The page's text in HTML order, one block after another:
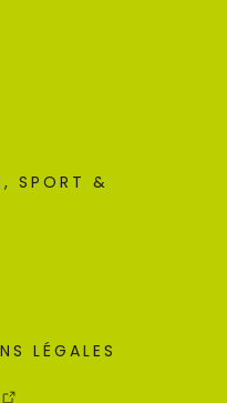
SPORT &
LÉGALES